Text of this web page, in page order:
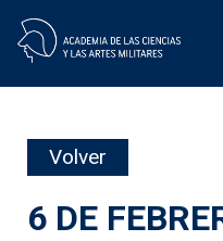
content
Volver
6 DE